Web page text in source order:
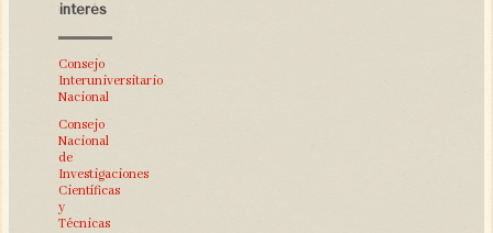
interés
Consejo
Interuniversitario
Nacional
Consejo
Nacional
de
Investigaciones
Científicas
y
Técnicas